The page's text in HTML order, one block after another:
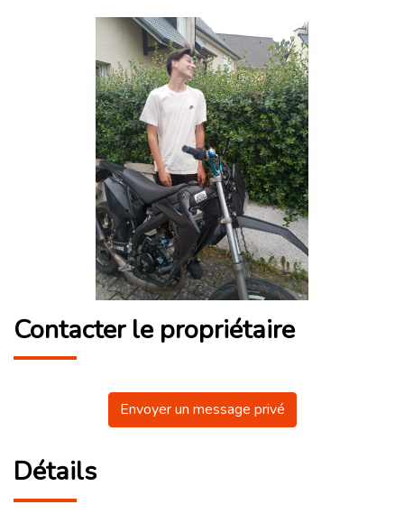
Contacter le propriétaire
Envoyer un message privé
Détails